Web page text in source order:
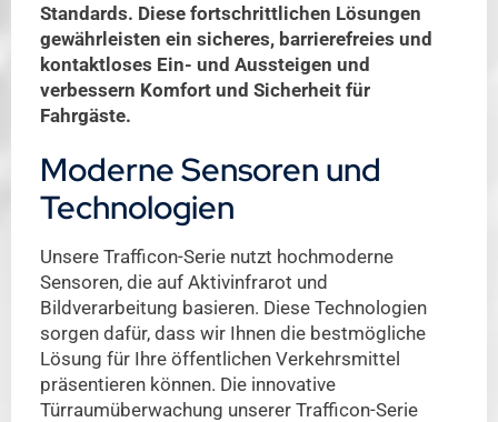
Standards. Diese fortschrittlichen Lösungen
gewährleisten ein sicheres, barrierefreies und
kontaktloses Ein- und Aussteigen und
verbessern Komfort und Sicherheit für
Fahrgäste.
Moderne Sensoren und
Technologien
Unsere Trafficon-Serie nutzt hochmoderne
Sensoren, die auf Aktivinfrarot und
Bildverarbeitung basieren. Diese Technologien
sorgen dafür, dass wir Ihnen die bestmögliche
Lösung für Ihre öffentlichen Verkehrsmittel
präsentieren können. Die innovative
Türraumüberwachung unserer Trafficon-Serie